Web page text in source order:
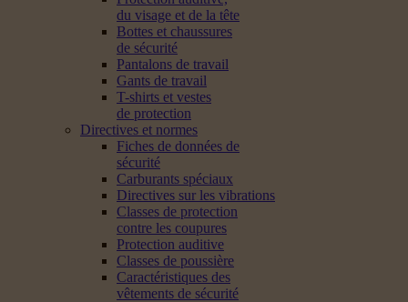
du visage et de la tête
Bottes et chaussures
de sécurité
Pantalons de travail
Gants de travail
T-shirts et vestes
de protection
Directives et normes
Fiches de données de
sécurité
Carburants spéciaux
Directives sur les vibrations
Classes de protection
contre les coupures
Protection auditive
Classes de poussière
Caractéristiques des
vêtements de sécurité